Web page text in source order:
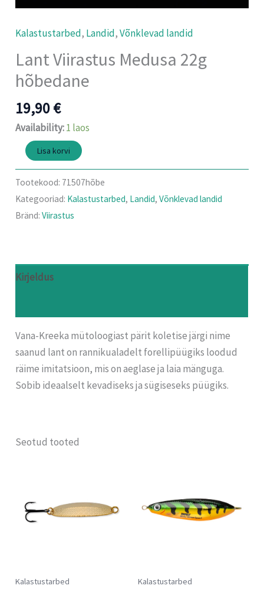
Kalastustarbed, Landid,Võnklevad landid
Lant Viirastus Medusa 22g
hõbedane
19,90€
Availability:1 laos
Lisa korvi
Tootekood: 71507hõbe
Kategooriad: Kalastustarbed, Landid,Võnklevad landid
Bränd:Viirastus
Kirjeldus
Vana-Kreeka mütoloogiast pärit koletise järgi nime
saanud lant on rannikualadelt forellipüügiks loodud
räime imitatsioon, mis on aeglase ja laia mänguga.
Sobib ideaalselt kevadiseks ja sügiseseks püügiks.
Seotud tooted
Kalastustarbed Kalastustarbed